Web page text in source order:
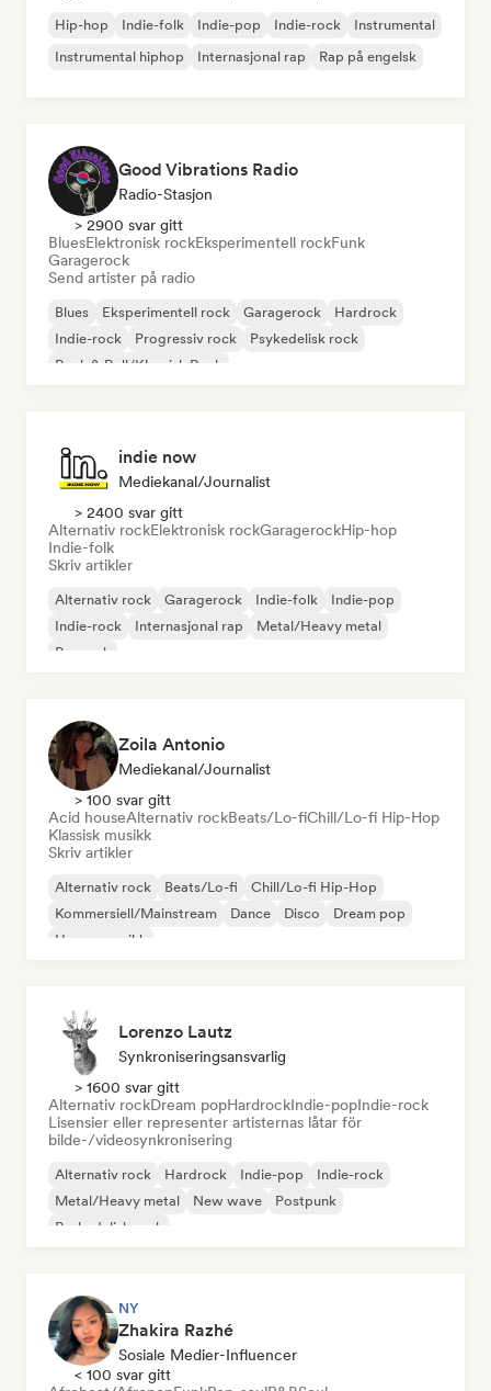
Hip-hop Indie-folk Indie-pop Indie-rock
Instrumental
Instrumental hiphop
Internasjonal rap Rap på engelsk
Good Vibrations Radio
Radio-Stasjon
> 2900 svar gitt
BluesElektronisk rockEksperimentell rockFunk
Garagerock
Send artister på radio
Blues Eksperimentell rock Garagerock
Hardrock
Indie-rock
Progressiv rock
Psykedelisk rock
Rock & Roll/Klassisk Rock
indie now
Mediekanal/journalist
> 2400 svar gitt
Alternativ rockElektronisk rockGaragerockHip-hop
Indie-folk
Skriv artikler
Alternativ rock Garagerock Indie-folk
Indie-pop
Indie-rock
Internasjonal rap
Metal/Heavy metal
Poprock
Zoila Antonio
Mediekanal/journalist
> 100 svar gitt
Acid houseAlternativ rockBeats/Lo-fiChill/Lo-fi Hip-Hop
Klassisk musikk
Skriv artikler
Alternativ rock Beats/Lo-fi
Chill/Lo-fi Hip-Hop
Kommersiell/Mainstream
Dance Disco
Dream pop
House-musikk
Lorenzo Lautz
Synkroniseringsansvarlig
> 1600 svar gitt
Alternativ rockDream popHardrockIndie-popIndie-rock
Lisensier eller representer artisternas låtar för
bilde-/videosynkronisering
Alternativ rock Hardrock Indie-pop
Indie-rock
Metal/Heavy metal
New wave
Postpunk
Psykedelisk rock
NY
Zhakira Razhé
Sosiale Medier-Influencer
< 100 svar gitt